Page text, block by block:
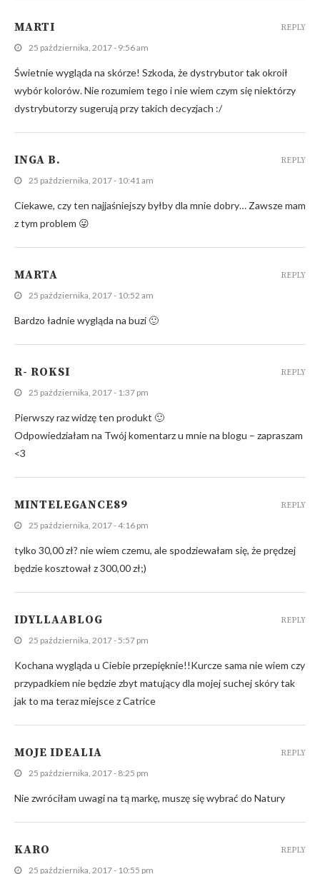
MARTI
25 października, 2017 - 9:56 am
Świetnie wygląda na skórze! Szkoda, że dystrybutor tak okroił
wybór kolorów. Nie rozumiem tego i nie wiem czym się niektórzy
dystrybutorzy sugerują przy takich decyzjach :/
REPLY
INGA B.
25 października, 2017 - 10:41 am
Ciekawe, czy ten najjaśniejszy byłby dla mnie dobry… Zawsze mam
z tym problem 😛
REPLY
MARTA
25 października, 2017 - 10:52 am
Bardzo ładnie wygląda na buzi 🙂
REPLY
R- ROKSI
25 października, 2017 - 1:37 pm
Pierwszy raz widzę ten produkt 🙂
Odpowiedziałam na Twój komentarz u mnie na blogu – zapraszam
<3
REPLY
MINTELEGANCE89
25 października, 2017 - 4:16 pm
tylko 30,00 zł? nie wiem czemu, ale spodziewałam się, że prędzej
będzie kosztował z 300,00 zł;)
REPLY
IDYLLAABLOG
25 października, 2017 - 5:57 pm
Kochana wygląda u Ciebie przepięknie!!Kurcze sama nie wiem czy
przypadkiem nie będzie zbyt matujący dla mojej suchej skóry tak
jak to ma teraz miejsce z Catrice
REPLY
MOJE IDEALIA
25 października, 2017 - 8:25 pm
Nie zwróciłam uwagi na tą markę, muszę się wybrać do Natury
REPLY
KARO
25 października, 2017 - 10:55 pm
REPLY